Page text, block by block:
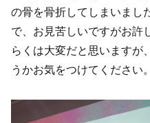
の骨を骨折してしまいまし
で、お見苦しいですがお許
らくは大変だと思いますが
うかお気をつけてください。